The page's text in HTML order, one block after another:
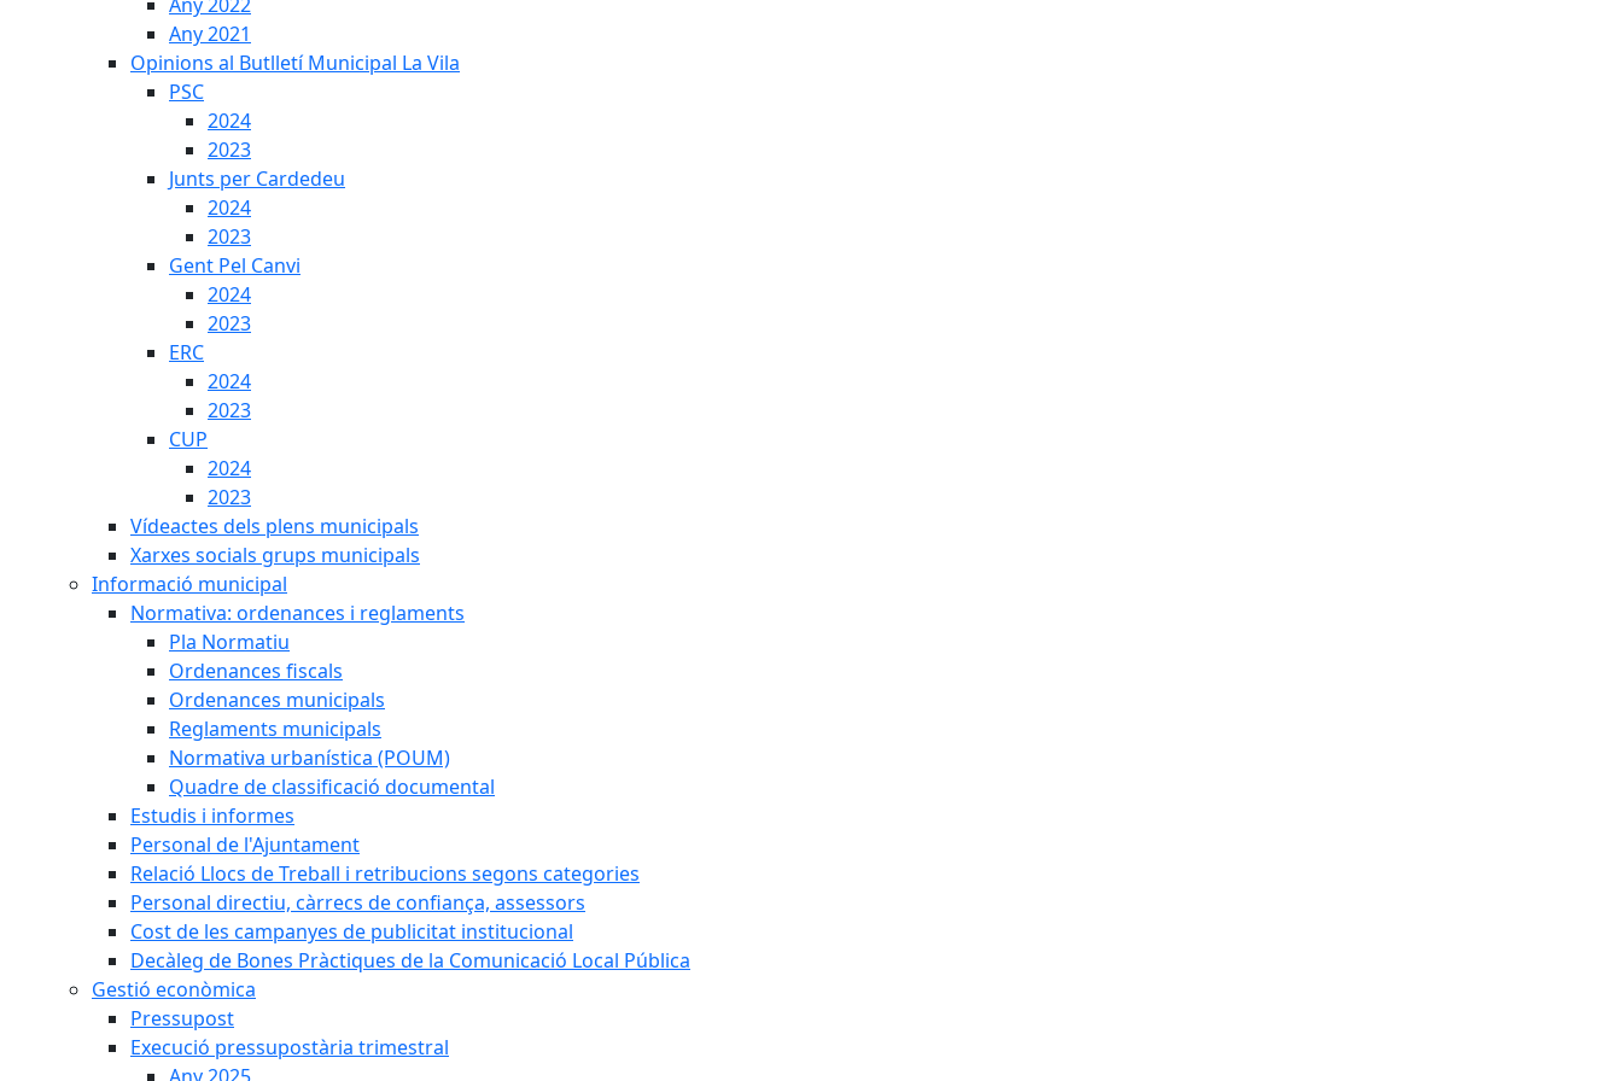
Any 2021
Opinions al Butlletí Municipal La Vila
PSC
2024
2023
Junts per Cardedeu
2024
2023
Gent Pel Canvi
2024
2023
ERC
2024
2023
CUP
2024
2023
Vídeactes dels plens municipals
Xarxes socials grups municipals
Informació municipal
Normativa: ordenances i reglaments
Pla Normatiu
Ordenances fiscals
Ordenances municipals
Reglaments municipals
Normativa urbanística (POUM)
Quadre de classificació documental
Estudis i informes
Personal de l'Ajuntament
Relació Llocs de Treball i retribucions segons categories
Personal directiu, càrrecs de confiança, assessors
Cost de les campanyes de publicitat institucional
Decàleg de Bones Pràctiques de la Comunicació Local Pública
Gestió econòmica
Pressupost
Execució pressupostària trimestral